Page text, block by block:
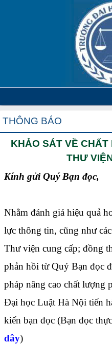
THÔNG BÁO
KHẢO SÁT VỀ
THƯ
Kính gửi Quý Bạn đọc,
Nhằm đánh giá hiệu quả
lực thông tin, cũng như
Thư viện cung cấp; đồng
phản hồi từ Quý Bạn đọc
pháp nâng cao chất lượng
Đại học Luật Hà Nội tiến
kiến bạn đọc (Bạn đọc
đây)